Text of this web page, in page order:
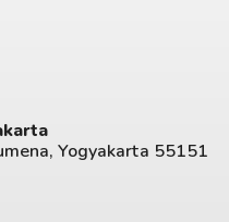
Yogyakarta 55151